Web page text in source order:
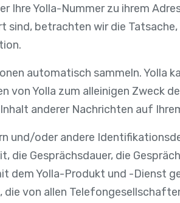
Ihre Yolla-Nummer zu ihrem
sind, betrachten wir die
automatisch sammeln. Yolla
von Yolla zum alleinigen Zweck
anderer Nachrichten auf
und/oder andere
die Gesprächsdauer, die
dem Yolla-Produkt und -Dienst
von allen